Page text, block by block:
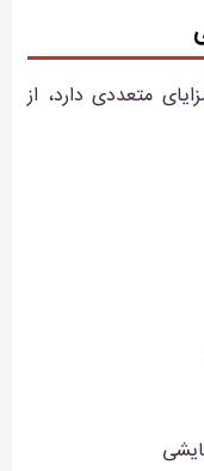
متعددی دارد، از